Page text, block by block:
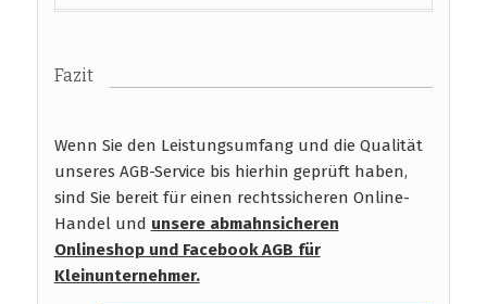
Fazit
Wenn Sie den Leistungsumfang und die Qualität
unseres AGB-Service bis hierhin geprüft haben,
sind Sie bereit für einen rechtssicheren Online-
Handel und unsere abmahnsicheren
Onlineshop und Facebook AGB für
Kleinunternehmer.